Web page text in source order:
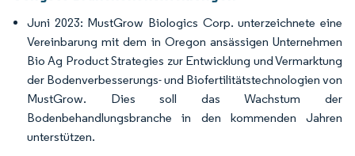
Juni 2023: MustGrow Biologics Corp. unterzeichnete eine
Vereinbarung mit dem in Oregon ansässigen Unternehmen
Bio Ag Product Strategies zur Entwicklung und Vermarktung
der Bodenverbesserungs- und Biofertilitätstechnologien von
MustGrow. Dies soll das Wachstum der
Bodenbehandlungsbranche in den kommenden Jahren
unterstützen.